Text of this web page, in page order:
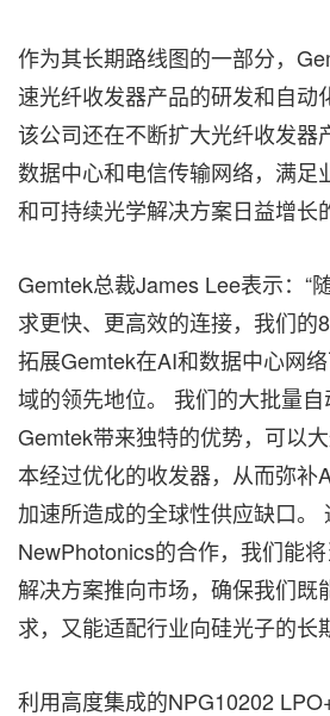
作为其长期路线图的一部分，
速光纤收发器产品的研发和自动
该公司还在不断扩大光纤收发器
数据中心和电信传输网络，满足
和可持续光学解决方案日益增长
Gemtek总裁James Lee表示：“
求更快、更高效的连接，我们的
拓展Gemtek在AI和数据中心网
域的领先地位。 我们的大批量
Gemtek带来独特的优势，可以
本经过优化的收发器，从而弥补
加速所造成的全球性供应缺口。
NewPhotonics的合作，我们能
解决方案推向市场，确保我们既
求，又能适配行业向硅光子的长
利用高度集成的NPG10202